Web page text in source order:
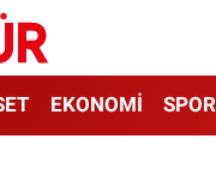
EKONOMİ SPOR